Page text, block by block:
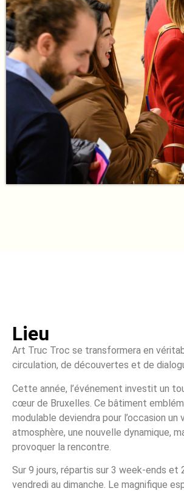
Lieu
Art Truc Troc se transformera en
circulation, de découvertes et de
Cette année, l’événement investit un
cœur de Bruxelles. Ce bâtiment
modulable deviendra pour l’occasion
atmosphère, une nouvelle dynamique,
provoquer la rencontre.
Sur 9 jours, répartis sur 3 week-ends et
vendredi au dimanche. Le magnifique